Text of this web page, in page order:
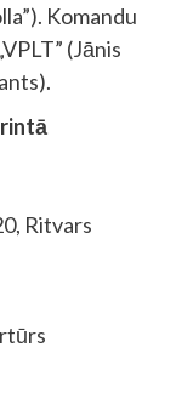
Komandu
(Jānis
Ritvars